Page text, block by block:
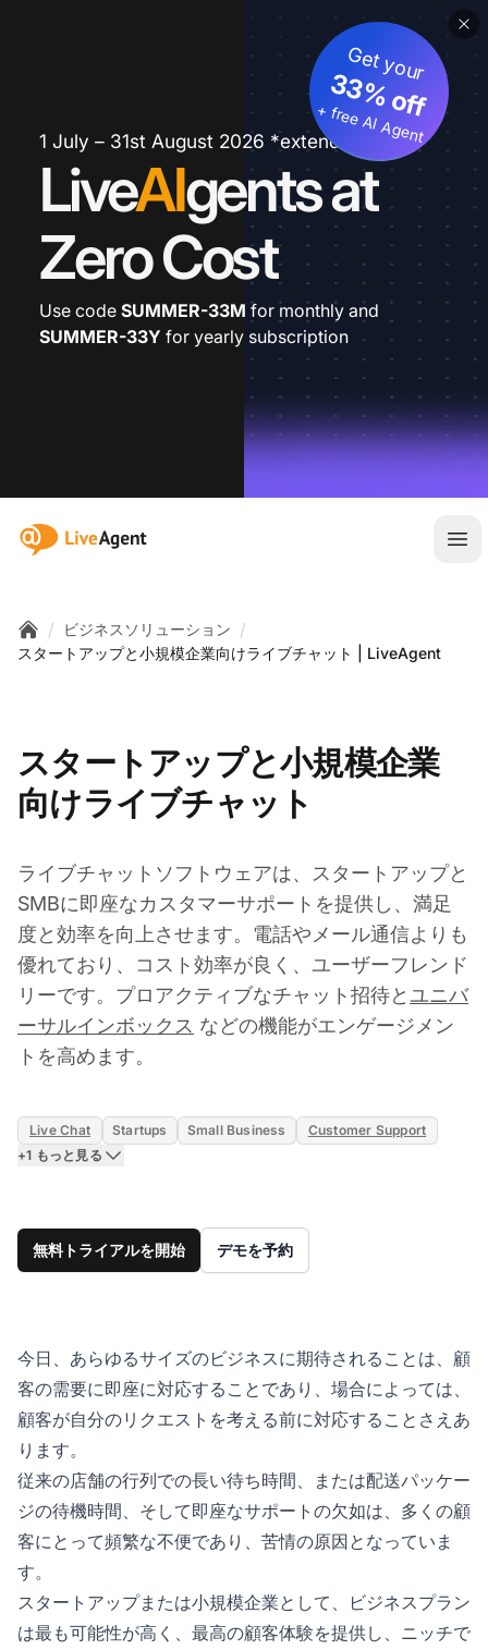
1 July – 31st August 2026 *extended
LiveAIgents at
Zero Cost
Get your
33% off
+ free AI Agent
Use code SUMMER-33M for monthly and
SUMMER-33Y for yearly subscription
:site.title
メ
Home
/ ビジネスソリューション /
スタートアップと小規模企業向けライブチャット | LiveAgent
スタートアップと小規模企業
向けライブチャット
ライブチャットソフトウェアは、スタートアップと
SMBに即座なカスタマーサポートを提供し、満足
度と効率を向上させます。電話やメール通信よりも
優れており、コスト効率が良く、ユーザーフレンド
リーです。プロアクティブなチャット招待とユニバ
ーサルインボックス などの機能がエンゲージメン
トを高めます。
Live Chat Startups Small Business
Customer Support
+1 もっと見る
無料トライアルを開始 デモを予約
今日、あらゆるサイズのビジネスに期待されることは、顧
客の需要に即座に対応することであり、場合によっては、
顧客が自分のリクエストを考える前に対応することさえあ
ります。
従来の店舗の行列での長い待ち時間、または配送パッケー
ジの待機時間、そして即座なサポートの欠如は、多くの顧
客にとって頻繁な不便であり、苦情の原因となっていま
す。
スタートアップまたは小規模企業として、ビジネスプラン
は最も可能性が高く、最高の顧客体験を提供し、ニッチで